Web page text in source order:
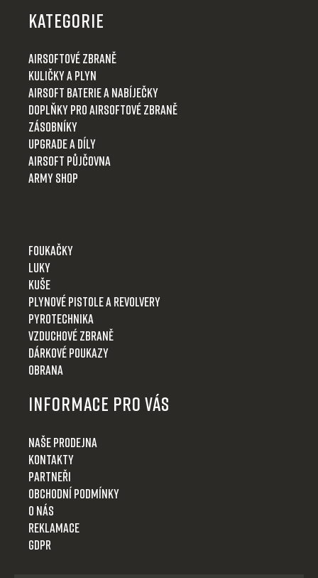
KATEGORIE
Airsoftové zbraně
Kuličky a plyn
Airsoft baterie a nabíječky
Doplňky pro airsoftové zbraně
Zásobníky
Upgrade a díly
Airsoft půjčovna
Army shop
Foukačky
Luky
Kuše
Plynové pistole a revolvery
Pyrotechnika
Vzduchové zbraně
Dárkové poukazy
Obrana
Informace pro Vás
Naše prodejna
Kontakty
Partneři
Obchodní podmínky
O nás
Reklamace
GDPR